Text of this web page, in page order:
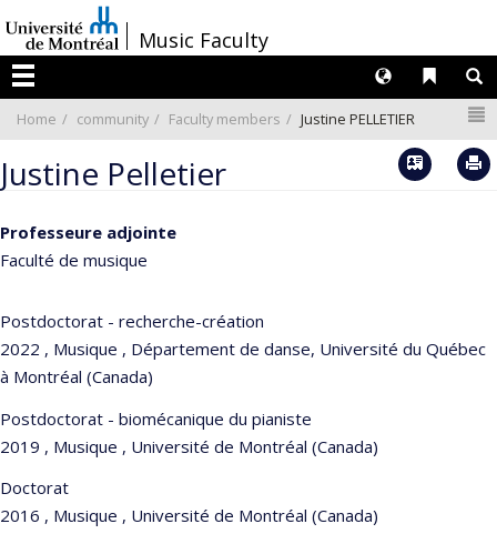
au
contenu
/Music Faculty
Menu
Liens
Langues
Home community Faculty members Justine PELLETIER
Justine Pelletier Vcard
Professeure adjointe
Faculté de musique
Postdoctorat - recherche-création
2022 , Musique , Département de danse, Université du Québec
à Montréal (Canada)
Postdoctorat - biomécanique du pianiste
2019 , Musique , Université de Montréal (Canada)
Doctorat
2016 , Musique , Université de Montréal (Canada)